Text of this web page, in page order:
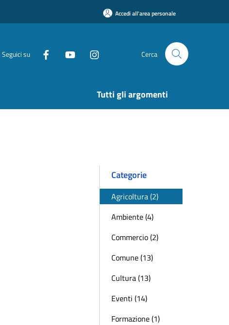
Accedi all'area personale
Seguici su Cerca
Tutti gli argomenti
Categorie
Agricoltura (2)
Ambiente (4)
Commercio (2)
Comune (13)
Cultura (13)
Eventi (14)
Formazione (1)